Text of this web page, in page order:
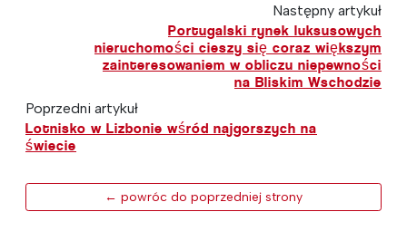
Następny artykuł
Portugalski rynek luksusowych
nieruchomości cieszy się coraz większym
zainteresowaniem w obliczu niepewności
na Bliskim Wschodzie
Poprzedni artykuł
Lotnisko w Lizbonie wśród najgorszych na
świecie
← powróc do poprzedniej strony